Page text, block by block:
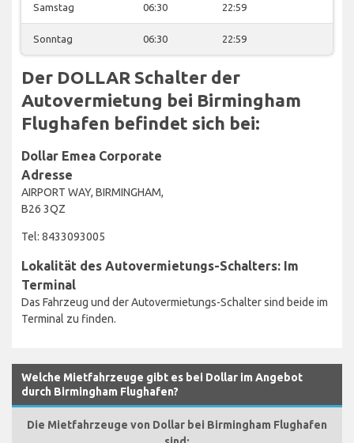
Samstag 06:30 22:59
Sonntag 06:30 22:59
Der DOLLAR Schalter der
Autovermietung bei Birmingham
Flughafen befindet sich bei:
Dollar Emea Corporate
Adresse
AIRPORT WAY, BIRMINGHAM,
B26 3QZ
Tel: 8433093005
Lokalität des Autovermietungs-Schalters: Im
Terminal
Das Fahrzeug und der Autovermietungs-Schalter sind beide im
Terminal zu finden.
Welche Mietfahrzeuge gibt es bei Dollar im Angebot
durch Birmingham Flughafen?
Die Mietfahrzeuge von Dollar bei Birmingham Flughafen